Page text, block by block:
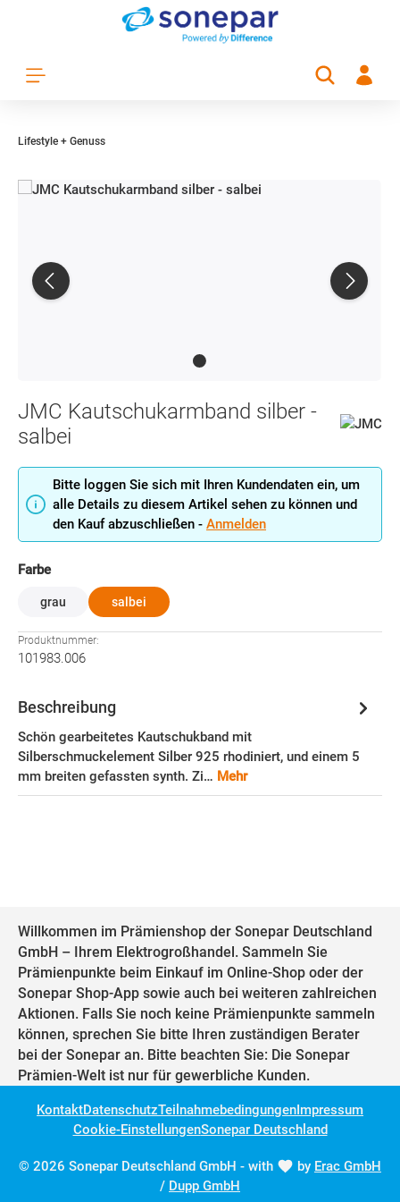
Zum Hauptinhalt springen
Lifestyle + Genuss
JMC Kautschukarmband silber -
salbei
Bitte loggen Sie sich mit Ihren Kundendaten ein, um
alle Details zu diesem Artikel sehen zu können und
den Kauf abzuschließen - Anmelden
Farbeauswählen
grau salbei
Produktnummer:
101983.006
Beschreibung
Schön gearbeitetes Kautschukband mit
Silberschmuckelement Silber 925 rhodiniert, und einem 5
mm breiten gefassten synth. Zi… Mehr
Willkommen im Prämienshop der Sonepar Deutschland
GmbH – Ihrem Elektrogroßhandel. Sammeln Sie
Prämienpunkte beim Einkauf im Online-Shop oder der
Sonepar Shop-App sowie auch bei weiteren zahlreichen
Aktionen. Falls Sie noch keine Prämienpunkte sammeln
können, sprechen Sie bitte Ihren zuständigen Berater
bei der Sonepar an. Bitte beachten Sie: Die Sonepar
Prämien-Welt ist nur für gewerbliche Kunden.
© 2026 Sonepar Deutschland GmbH - with by Erac GmbH
/ Dupp GmbH
KontaktDatenschutzTeilnahmebedingungenImpressum
Cookie-EinstellungenSonepar Deutschland